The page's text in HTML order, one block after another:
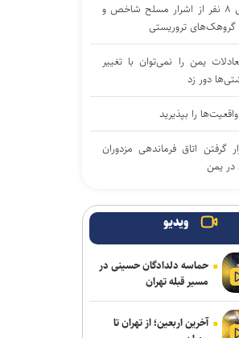
دستگیری ۸ نفر از اشرار مسلح شاخص و
گروهک‌های تروریستی
یمن را نمی‌توان با تغییر
دور زد
را بپذیرید
گرفتن اتاق‌ فرماندهی مزدوران
در یمن
و همتای موریتانی خود
منطقه
مذاکرات لبنان و رژیم
در رم بدون نتیجه پایان یافت
اسرائیلی به خبرنگار
ویدیو
حماسه دلدادگان حسینی در
مسیر قبله تهران
آخرین اربعین؛ از تهران تا